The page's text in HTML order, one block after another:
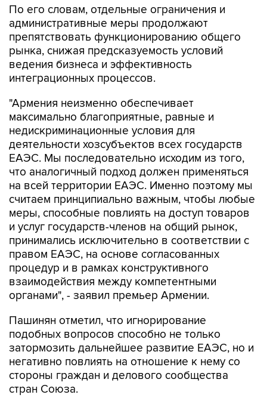
По его словам, отдельные ограничения и
административные меры продолжают
препятствовать функционированию общего
рынка, снижая предсказуемость условий
ведения бизнеса и эффективность
интеграционных процессов.
"Армения неизменно обеспечивает
максимально благоприятные, равные и
недискриминационные условия для
деятельности хозсубъектов всех государств
ЕАЭС. Мы последовательно исходим из того,
что аналогичный подход должен применяться
на всей территории ЕАЭС. Именно поэтому мы
считаем принципиально важным, чтобы любые
меры, способные повлиять на доступ товаров
и услуг государств-членов на общий рынок,
принимались исключительно в соответствии с
правом ЕАЭС, на основе согласованных
процедур и в рамках конструктивного
взаимодействия между компетентными
органами", - заявил премьер Армении.
Пашинян отметил, что игнорирование
подобных вопросов способно не только
затормозить дальнейшее развитие ЕАЭС, но и
негативно повлиять на отношение к нему со
стороны граждан и делового сообщества
стран Союза.